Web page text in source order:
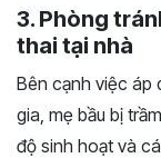
3. Phòng
thai tại nhà
Bên cạnh việc áp
gia, mẹ bầu bị
độ sinh hoạt và